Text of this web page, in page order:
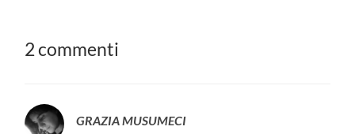
2 commenti
GRAZIA MUSUMECI